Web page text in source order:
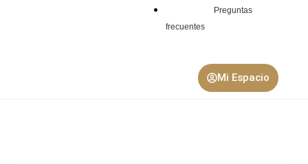
Preguntas
frecuentes
Mi Espacio